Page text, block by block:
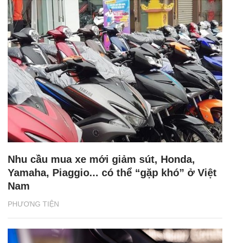
PHƯƠNG TIỆN
Nhu cầu mua xe mới giảm sút, Honda,
Yamaha, Piaggio... có thể “gặp khó” ở Việt
Nam